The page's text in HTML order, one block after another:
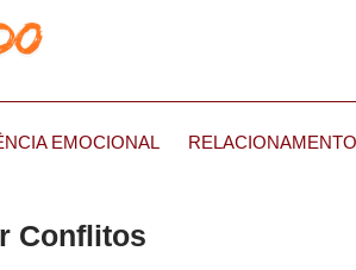
EMOCIONAL
Conflitos